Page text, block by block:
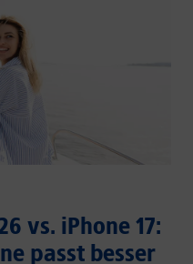
vs. iPhone 17:
passt besser